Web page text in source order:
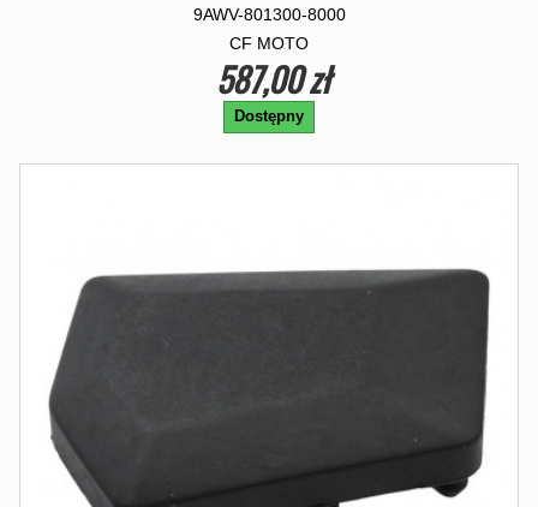
9AWV-801300-8000
CF MOTO
587,00 zł
Dostępny